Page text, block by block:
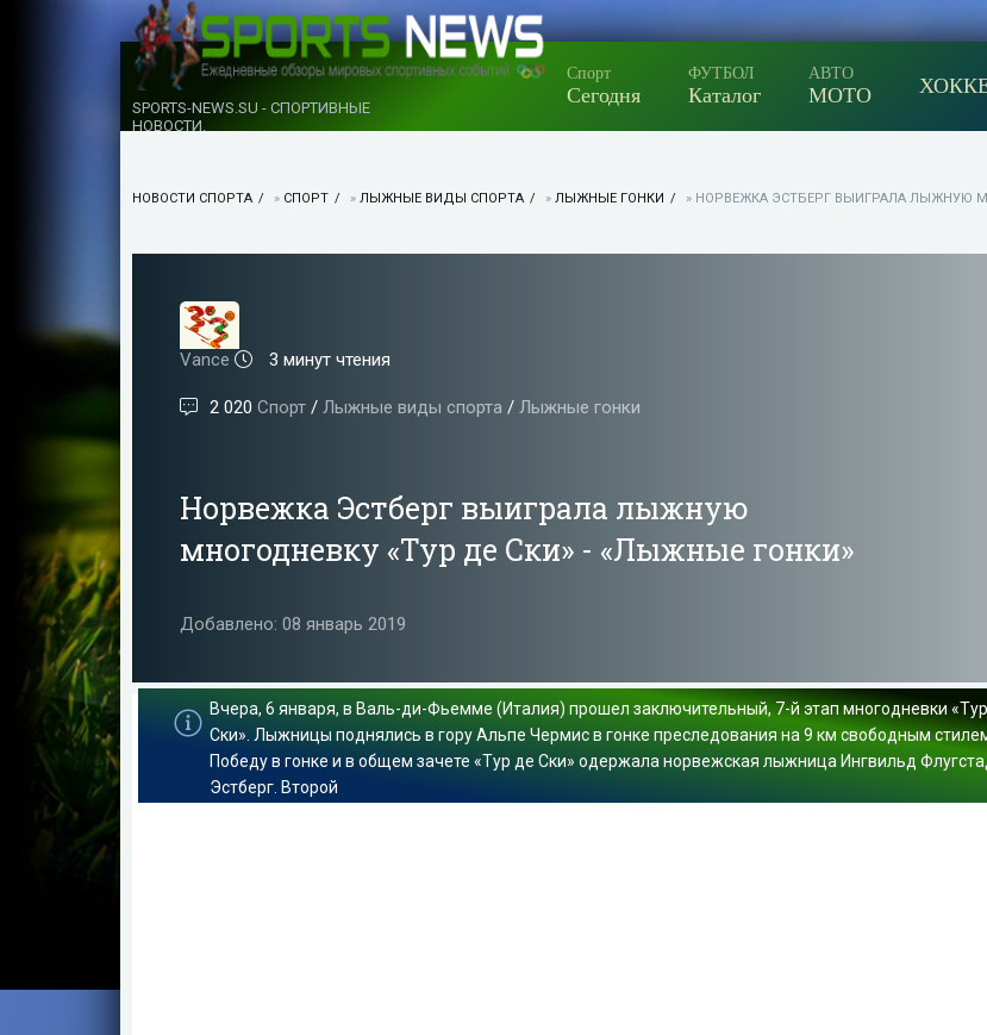
SPORTS-NEWS.SU - СПОРТИВНЫЕ
НОВОСТИ.
Спорт
Сегодня
ФУТБОЛ
Каталог
АВТО
МОТО
НОВОСТИ СПОРТА » СПОРТ » ЛЫЖНЫЕ ВИДЫ СПОРТА » ЛЫЖНЫЕ ГОНКИ » НОРВЕЖКА ЭСТБЕРГ ВЫИГРАЛА ЛЫЖНУЮ
Vance 3 минут чтения
2 020 Спорт/ Лыжные виды спорта / Лыжные гонки
Норвежка Эстберг выиграла лыжную
многодневку «Тур де Ски» - «Лыжные гонки»
Добавлено: 08 январь 2019
Вчера, 6 января, в Валь-ди-Фьемме (Италия) прошел заключительный, 7-й этап многодневки
Ски». Лыжницы поднялись в гору Альпе Чермис в гонке преследования на 9 км свободным
Победу в гонке и в общем зачете «Тур де Ски» одержала норвежская лыжница Ингвильд
Эстберг. Второй